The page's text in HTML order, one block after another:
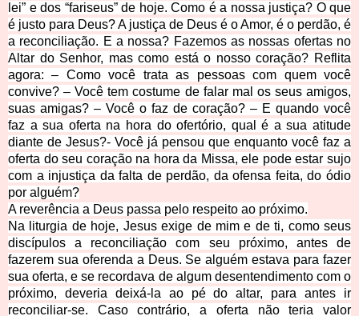
lei” e dos “fariseus” de hoje. Como é a nossa justiça? O que
é justo para Deus? A justiça de Deus é o Amor, é o perdão, é
a reconciliação. E a nossa? Fazemos as nossas ofertas no
Altar do Senhor, mas como está o nosso coração? Reflita
agora: – Como você trata as pessoas com quem você
convive? – Você tem costume de falar mal os seus amigos,
suas amigas? – Você o faz de coração? – E quando você
faz a sua oferta na hora do ofertório, qual é a sua atitude
diante de Jesus?- Você já pensou que enquanto você faz a
oferta do seu coração na hora da Missa, ele pode estar sujo
com a injustiça da falta de perdão, da ofensa feita, do ódio
por alguém?
A reverência a Deus passa pelo respeito ao próximo.
Na liturgia de hoje, Jesus exige de mim e de ti, como seus
discípulos a reconciliação com seu próximo, antes de
fazerem sua oferenda a Deus. Se alguém estava para fazer
sua oferta, e se recordava de algum desentendimento com o
próximo, deveria deixá-la ao pé do altar, para antes ir
reconciliar-se. Caso contrário, a oferta não teria valor